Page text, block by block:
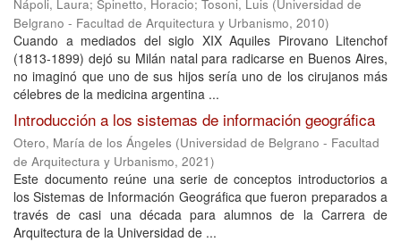
Nápoli, Laura; Spinetto, Horacio; Tosoni, Luis (Universidad de
Belgrano - Facultad de Arquitectura y Urbanismo, 2010)
Cuando a mediados del siglo XIX Aquiles Pirovano Litenchof
(1813-1899) dejó su Milán natal para radicarse en Buenos Aires,
no imaginó que uno de sus hijos sería uno de los cirujanos más
célebres de la medicina argentina ...
Introducción a los sistemas de información geográfica
Otero, María de los Ángeles (Universidad de Belgrano - Facultad
de Arquitectura y Urbanismo, 2021)
Este documento reúne una serie de conceptos introductorios a
los Sistemas de Información Geográfica que fueron preparados a
través de casi una década para alumnos de la Carrera de
Arquitectura de la Universidad de ...